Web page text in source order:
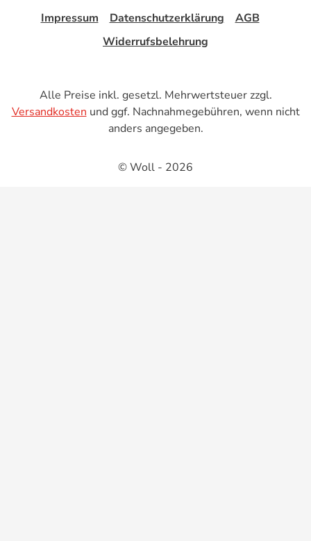
Impressum Datenschutzerklärung
AGB
Widerrufsbelehrung
Alle Preise inkl. gesetzl. Mehrwertsteuer zzgl.
Versandkosten und ggf. Nachnahmegebühren, wenn nicht
anders angegeben.
© Woll - 2026